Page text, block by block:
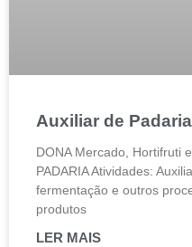
Auxiliar de
DONA Mercado, Hortifruti
PADARIA Atividades:
fermentação e outros
produtos
LER MAIS